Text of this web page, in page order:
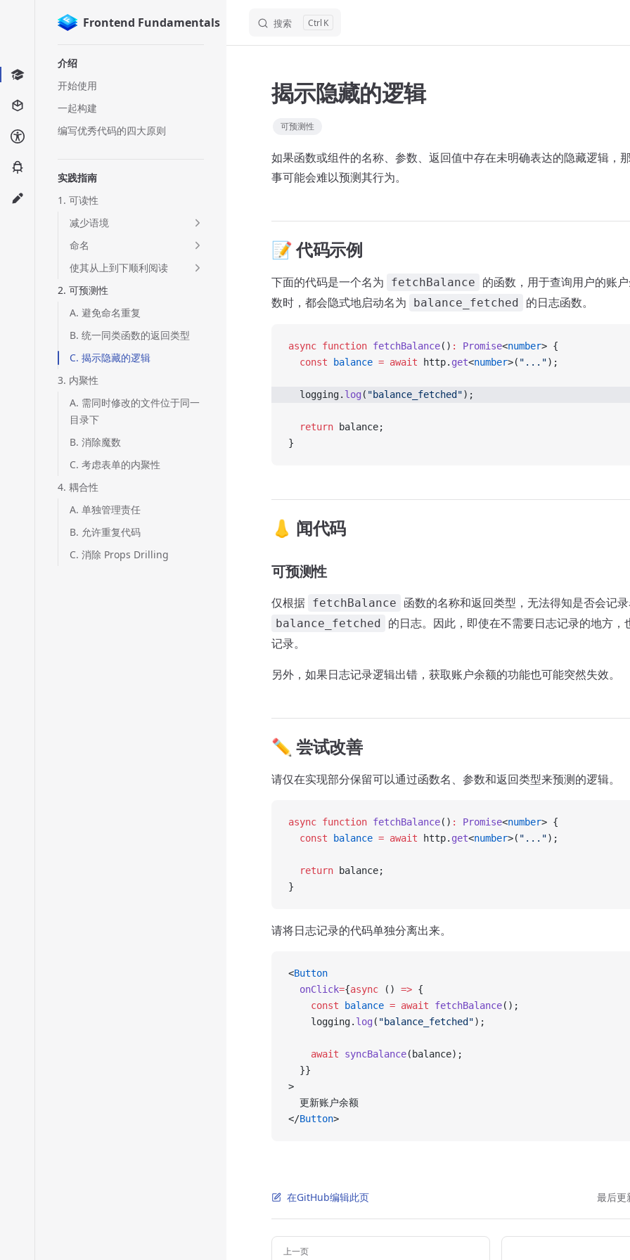
Skip to contentFrontend Fundamentals 搜索 K
介绍
开始使用
一起构建
编写优秀代码的四大原则
实践指南
1. 可读性
减少语境
命名
使其从上到下顺利阅读
2. 可预测性
A. 避免命名重复
B. 统一同类函数的返回类型
C. 揭示隐藏的逻辑
3. 内聚性
A. 需同时修改的文件位于同一
目录下
B. 消除魔数
C. 考虑表单的内聚性
4. 耦合性
A. 单独管理责任
B. 允许重复代码
C. 消除 Props Drilling
揭示隐藏的逻辑
可预测性
如果函数或组件的名称、参数、返回值中存在未明确表达的隐藏逻辑，
事可能会难以预测其行为。
📝 代码示例
下面的代码是一个名为 fetchBalance
的函数，用于查询用户的账
数时，都会隐式地启动名为
balance_fetched 的日志函数。
async function fetchBalance() : Promise<number> {
  const
balance = await http. get<number>( "...");
  logging.
log ( "balance_fetched");
  return
balance;
}
👃 闻代码
可预测性
仅根据 fetchBalance 函数的名称和返回类型，无法得知是否会记
balance_fetched
的日志。因此，即使在不需要日志记录的地方，
记录。
另外，如果日志记录逻辑出错，获取账户余额的功能也可能突然失效。
✏️ 尝试改善
请仅在实现部分保留可以通过函数名、参数和返回类型来预测的逻辑。
async function fetchBalance() : Promise<number> {
  const
balance = await http. get<number>( "...");
  return
balance;
}
请将日志记录的代码单独分离出来。
<Button
  onClick
={async () => {
    const
balance = await fetchBalance();
    logging.
log ( "balance_fetched");
    await
syncBalance(balance);
  }}
>
  更新账户余额
</Button>
在GitHub编辑此页 最后更
Pager
上一页